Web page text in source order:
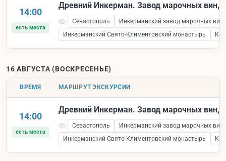
14:00
есть места
Древний Инкерман. Завод марочных вин,
Севастополь
Инкерманский завод марочных вин
Инкерманский Свято-Климентовский монастырь
16 АВГУСТА (ВОСКРЕСЕНЬЕ)
ВРЕМЯ МАРШРУТ ЭКСКУРСИИ
14:00
есть места
Древний Инкерман. Завод марочных вин,
Севастополь
Инкерманский завод марочных вин
Инкерманский Свято-Климентовский монастырь